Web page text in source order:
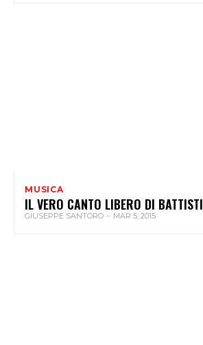
MUSICA
IL VERO CANTO LIBERO DI BATTISTI
GIUSEPPE SANTORO - MAR 5, 2015